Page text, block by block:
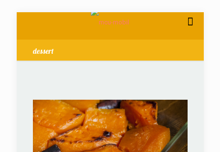
dessert